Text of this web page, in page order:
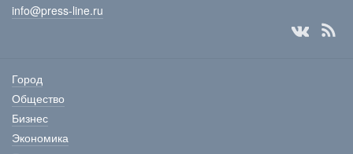
info@press-line.ru
Город
Общество
Бизнес
Экономика